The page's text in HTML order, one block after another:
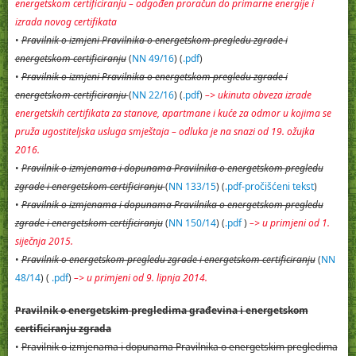
energetskom certificiranju – odgođen proračun do primarne energije i
izrada novog certifikata
•Pravilnik o izmjeni Pravilnika o energetskom pregledu zgrade i
energetskom certificiranju(NN 49/16) (.pdf)
•Pravilnik o izmjeni Pravilnika o energetskom pregledu zgrade i
energetskom certificiranju(NN 22/16) (.pdf) –> ukinuta obveza izrade
energetskih certifikata za stanove, apartmane i kuće za odmor u kojima se
pruža ugostiteljska usluga smještaja – odluka je na snazi od 19. ožujka
2016.
•Pravilnik o izmjenama i dopunama Pravilnika o energetskom pregledu
zgrade i energetskom certificiranju(NN 133/15) (.pdf-pročišćeni tekst)
•Pravilnik o izmjenama i dopunama Pravilnika o energetskom pregledu
zgrade i energetskom certificiranju(NN 150/14) (.pdf) –> u primjeni od 1.
siječnja 2015.
•Pravilnik o energetskom pregledu zgrade i energetskom certificiranju(NN
48/14) ( .pdf) –> u primjeni od 9. lipnja 2014.
Pravilnik o energetskim pregledima građevina i energetskom
certificiranju zgrada
•Pravilnik o izmjenama i dopunama Pravilnika o energetskim pregledima